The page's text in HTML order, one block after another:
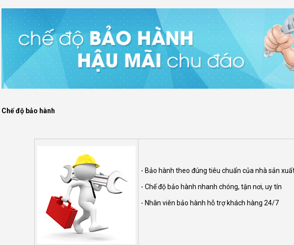
Chế độ bảo hành
- Bảo hành theo đúng tiêu chuẩn của nhà sản
- Chế độ bảo hành nhanh chóng, tận nơi, uy tín
- Nhân viên bảo hành hỗ trợ khách hàng 24/7